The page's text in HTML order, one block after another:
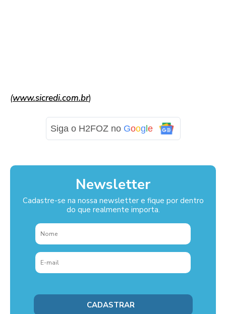
(www.sicredi.com.br)
Siga o H2FOZ no Google
Newsletter
Cadastre-se na nossa newsletter e fique por dentro
do que realmente importa.